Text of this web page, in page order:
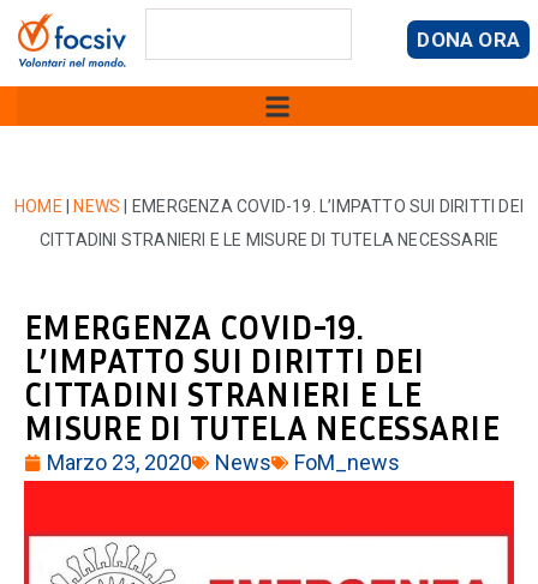
DONA ORA
HOME NEWS
EMERGENZA COVID-19. L’IMPATTO SUI DIRITTI DEI
CITTADINI STRANIERI E LE MISURE DI TUTELA NECESSARIE
EMERGENZA COVID-19.
L’IMPATTO SUI DIRITTI DEI
CITTADINI STRANIERI E LE
MISURE DI TUTELA NECESSARIE
Marzo 23, 2020 News FoM_news